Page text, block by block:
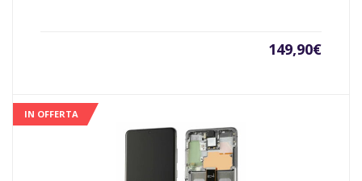
149,90€
IN OFFERTA